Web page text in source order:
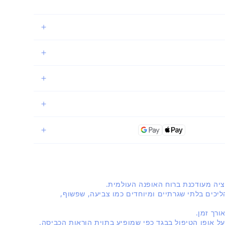
בלתי שגרתיים ומיוחדים כמו צביעה, שפשוף,
זמן.
אופן הטיפול בבגד כפי שמופיע בתוית הוראות הכביסה.